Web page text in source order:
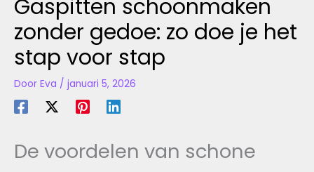
Gaspitten schoonmaken
zonder gedoe: zo doe je het
stap voor stap
Door Eva / januari 5, 2026
De voordelen van schone